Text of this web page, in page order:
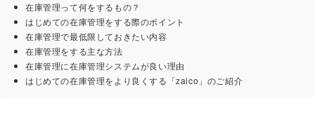
在庫管理って何をするもの？
はじめての在庫管理をする際のポイント
在庫管理で最低限しておきたい内容
在庫管理をする主な方法
在庫管理に在庫管理システムが良い理由
はじめての在庫管理をより良くする「zaico」のご紹介